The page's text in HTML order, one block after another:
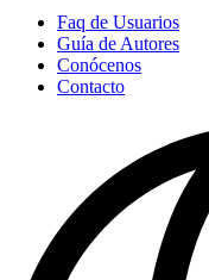
Faq de Usuarios
Guía de Autores
Conócenos
Contacto